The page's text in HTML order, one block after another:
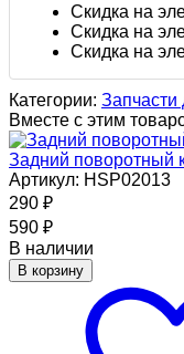
Скидка на
Скидка на
Скидка на
Категории: Запчасти
Вместе с этим
Задний поворотный
Артикул: HSP02013
290 ₽
590 ₽
В наличии
В корзину